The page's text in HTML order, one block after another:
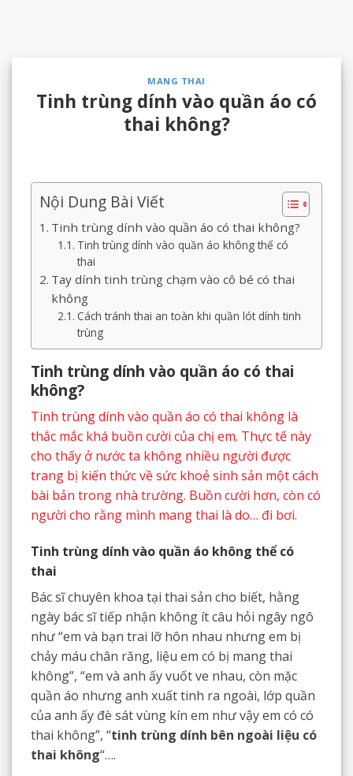
MANG THAI
Tinh trùng dính vào quần áo có
thai không?
Nội Dung Bài Viết
Tinh trùng dính vào quần áo có thai không?
Tinh trùng dính vào quần áo không thể có
thai
Tay dính tinh trùng chạm vào cô bé có thai
không
Cách tránh thai an toàn khi quần lót dính tinh
trùng
Tinh trùng dính vào quần áo có thai
không?
Tinh trùng dính vào quần áo có thai không là
thắc mắc khá buồn cười của chị em. Thực tế này
cho thấy ở nước ta không nhiều người được
trang bị kiến thức về sức khoẻ sinh sản một cách
bài bản trong nhà trường. Buồn cười hơn, còn có
người cho rằng mình mang thai là do… đi bơi.
Tinh trùng dính vào quần áo không thể có
thai
Bác sĩ chuyên khoa tại thai sản cho biết, hằng
ngày bác sĩ tiếp nhận không ít câu hỏi ngây ngô
như “em và bạn trai lỡ hôn nhau nhưng em bị
chảy máu chân răng, liệu em có bị mang thai
không”, “em và anh ấy vuốt ve nhau, còn mặc
quần áo nhưng anh xuất tinh ra ngoài, lớp quần
của anh ấy đè sát vùng kín em như vậy em có có
thai không”, “tinh trùng dính bên ngoài liệu có
thai không“….